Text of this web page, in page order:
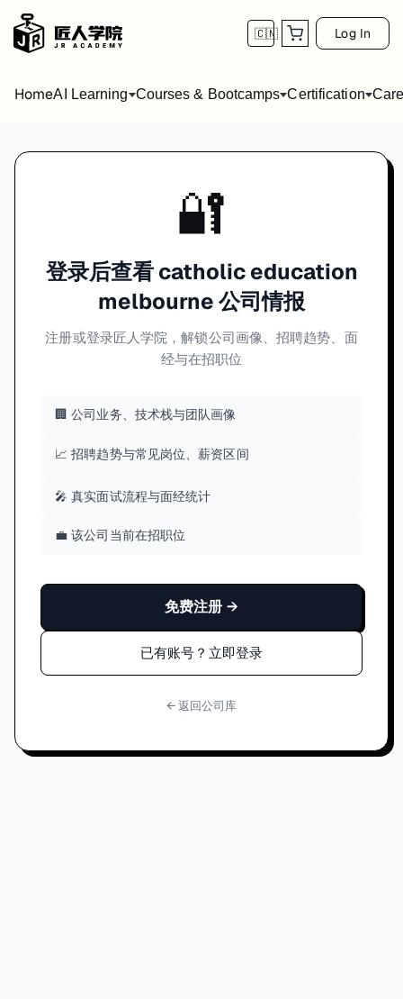
🇨🇳 Log In
HomeAI Learning Courses & Bootcamps Certification
🔐
登录后查看 catholic education
melbourne 公司情报
注册或登录匠人学院，解锁公司画像、招聘趋势、面
经与在招职位
🏢 公司业务、技术栈与团队画像
📈 招聘趋势与常见岗位、薪资区间
🎤 真实面试流程与面经统计
💼 该公司当前在招职位
免费注册 →
已有账号？立即登录
← 返回公司库